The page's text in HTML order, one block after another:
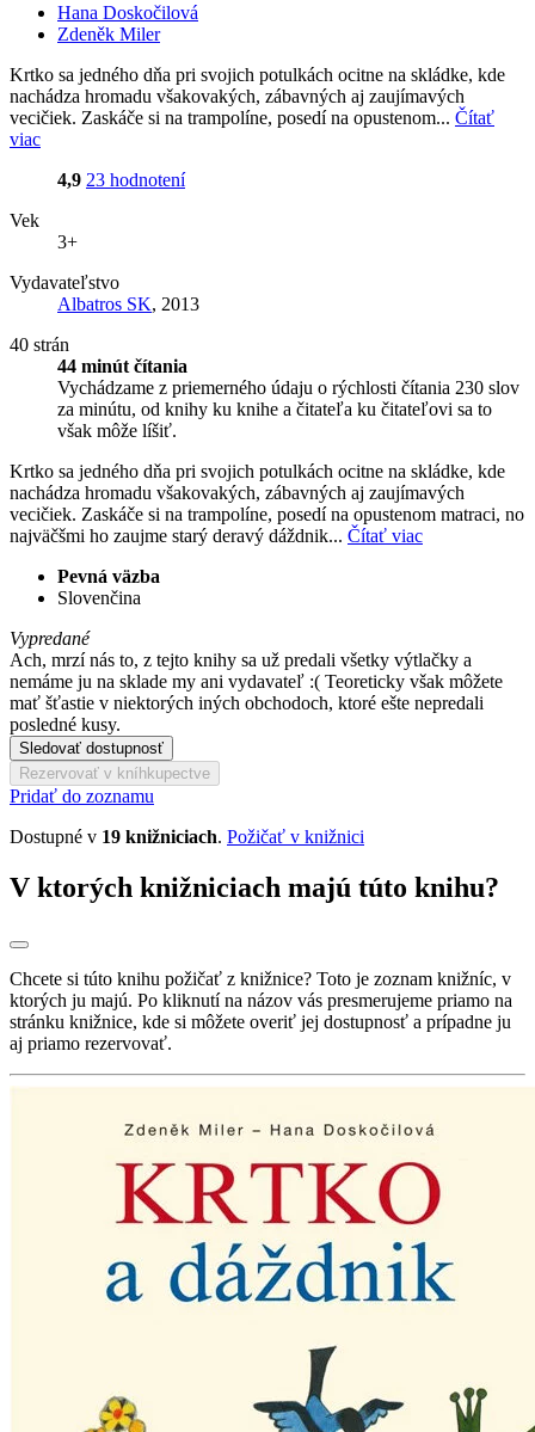
Hana Doskočilová
Zdeněk Miler
Krtko sa jedného dňa pri svojich potulkách ocitne na skládke, kde
nachádza hromadu všakovakých, zábavných aj zaujímavých
vecičiek. Zaskáče si na trampolíne, posedí na opustenom... Čítať
viac
4,9 23 hodnotení
Vek
3+
Vydavateľstvo
Albatros SK, 2013
40 strán
44 minút čítania
Vychádzame z priemerného údaju o rýchlosti čítania 230 slov
za minútu, od knihy ku knihe a čitateľa ku čitateľovi sa to
však môže líšiť.
Krtko sa jedného dňa pri svojich potulkách ocitne na skládke, kde
nachádza hromadu všakovakých, zábavných aj zaujímavých
vecičiek. Zaskáče si na trampolíne, posedí na opustenom matraci, no
najväčšmi ho zaujme starý deravý dáždnik... Čítať viac
Pevná väzba
Slovenčina
Vypredané
Ach, mrzí nás to, z tejto knihy sa už predali všetky výtlačky a
nemáme ju na sklade my ani vydavateľ :( Teoreticky však môžete
mať šťastie v niektorých iných obchodoch, ktoré ešte nepredali
posledné kusy.
Sledovať dostupnosť
Rezervovať v kníhkupectve
Pridať do zoznamu
Dostupné v 19 knižniciach. Požičať v knižnici
V ktorých knižniciach majú túto knihu?
Chcete si túto knihu požičať z knižnice? Toto je zoznam knižníc, v
ktorých ju majú. Po kliknutí na názov vás presmerujeme priamo na
stránku knižnice, kde si môžete overiť jej dostupnosť a prípadne ju
aj priamo rezervovať.